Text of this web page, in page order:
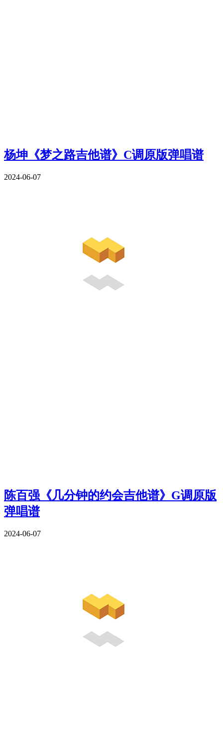
杨坤《梦之路吉他谱》C调原版弹唱谱
2024-06-07
陈百强《几分钟的约会吉他谱》G调原版
弹唱谱
2024-06-07